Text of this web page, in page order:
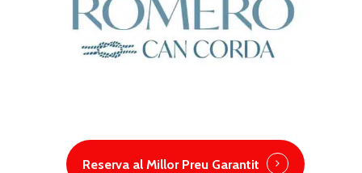
Reserva al Millor Preu Garantit